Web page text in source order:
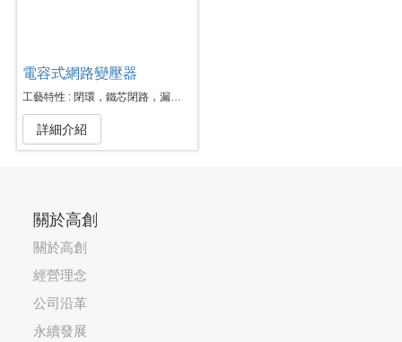
電容式網路變壓器
工藝特性 : 閉環，鐵芯閉路，漏磁小，導磁率高。繞線應力一般，耐流一般，耐壓一般
詳細介紹
關於高創
關於高創
經營理念
公司沿革
永續發展